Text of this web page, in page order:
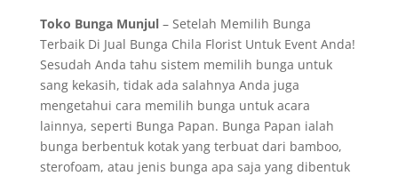
Toko Bunga Munjul– Setelah Memilih Bunga
Terbaik Di Jual Bunga Chila Florist Untuk Event Anda!
Sesudah Anda tahu sistem memilih bunga untuk
sang kekasih, tidak ada salahnya Anda juga
mengetahui cara memilih bunga untuk acara
lainnya, seperti Bunga Papan. Bunga Papan ialah
bunga berbentuk kotak yang terbuat dari bamboo,
sterofoam, atau jenis bunga apa saja yang dibentuk